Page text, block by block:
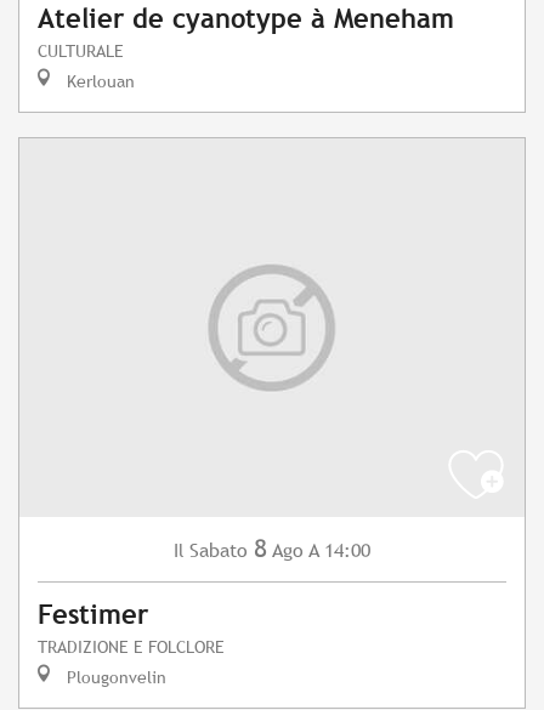
Atelier de cyanotype à Meneham
CULTURALE
Kerlouan
Il Sabato 8 Ago A 14:00
Festimer
TRADIZIONE E FOLCLORE
Plougonvelin